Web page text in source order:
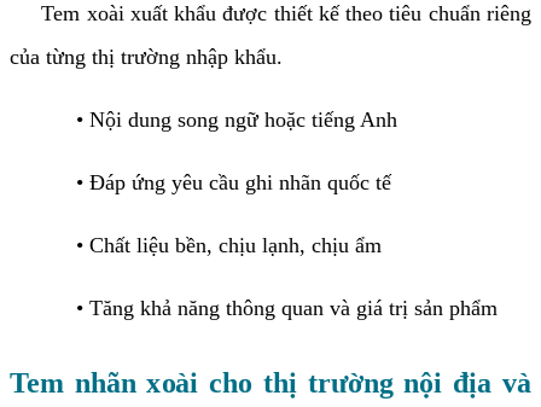
Tem xoài xuất khẩu được thiết kế theo tiêu chuẩn riêng
của từng thị trường nhập khẩu.
• Nội dung song ngữ hoặc tiếng Anh
• Đáp ứng yêu cầu ghi nhãn quốc tế
• Chất liệu bền, chịu lạnh, chịu ẩm
• Tăng khả năng thông quan và giá trị sản phẩm
Tem nhãn xoài cho thị trường nội địa và